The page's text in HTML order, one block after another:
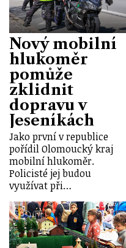
Nový mobilní
hlukoměr
pomůže
zklidnit
dopravu v
Jeseníkách
Jako první v republice
pořídil Olomoucký kraj
mobilní hlukoměr.
Policisté jej budou
využívat při…